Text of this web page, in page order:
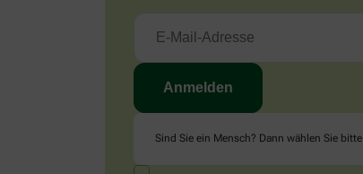
Sind Sie ein Mensch? Dann wählen Sie bitte